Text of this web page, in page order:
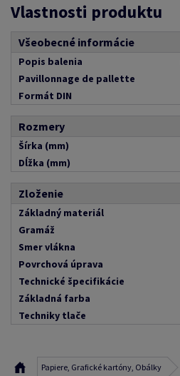
Vlastnosti produktu
Všeobecné informácie
Popis balenia
Pavillonnage de pallette
Formát DIN
Rozmery
Šírka (mm)
Dĺžka (mm)
Zloženie
Základný materiál
Gramáž
Smer vlákna
Povrchová úprava
Technické špecifikácie
Základná farba
Techniky tlače
Papiere, Grafické kartóny, Obálky